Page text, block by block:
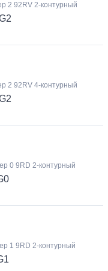
2 92RV 2-контурный
2 92RV 4-контурный
0 9RD 2-контурный
1 9RD 2-контурный